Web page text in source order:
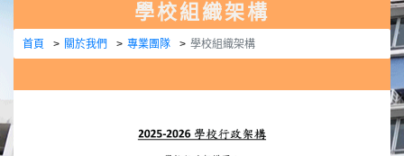
學校組織架構
首頁 關於我們 專業團隊 學校組織架構